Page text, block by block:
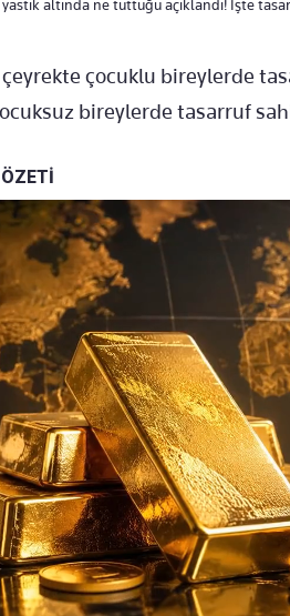
yastık altında ne tuttuğu açıklandı! İşte
çocuklu bireylerde
bireylerde tasarruf